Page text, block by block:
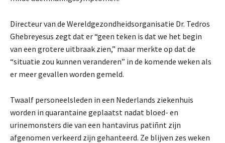
Directeur van de Wereldgezondheidsorganisatie Dr. Tedros
Ghebreyesus zegt dat er “geen teken is dat we het begin
van een grotere uitbraak zien,” maar merkte op dat de
“situatie zou kunnen veranderen” in de komende weken als
er meer gevallen worden gemeld.
Twaalf personeelsleden in een Nederlands ziekenhuis
worden in quarantaine geplaatst nadat bloed- en
urinemonsters die van een hantavirus patiñnt zijn
afgenomen verkeerd zijn gehanteerd. Ze blijven zes weken